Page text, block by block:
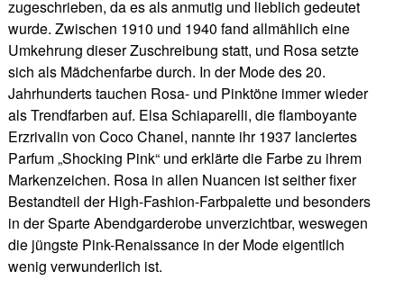
zugeschrieben, da es als anmutig und lieblich gedeutet
wurde. Zwischen 1910 und 1940 fand allmählich eine
Umkehrung dieser Zuschreibung statt, und Rosa setzte
sich als Mädchenfarbe durch. In der Mode des 20.
Jahrhunderts tauchen Rosa- und Pinktöne immer wieder
als Trendfarben auf. Elsa Schiaparelli, die flamboyante
Erzrivalin von Coco Chanel, nannte ihr 1937 lanciertes
Parfum „Shocking Pink“ und erklärte die Farbe zu ihrem
Markenzeichen. Rosa in allen Nuancen ist seither fixer
Bestandteil der High-Fashion-Farbpalette und besonders
in der Sparte Abendgarderobe unverzichtbar, weswegen
die jüngste Pink-Renaissance in der Mode eigentlich
wenig verwunderlich ist.